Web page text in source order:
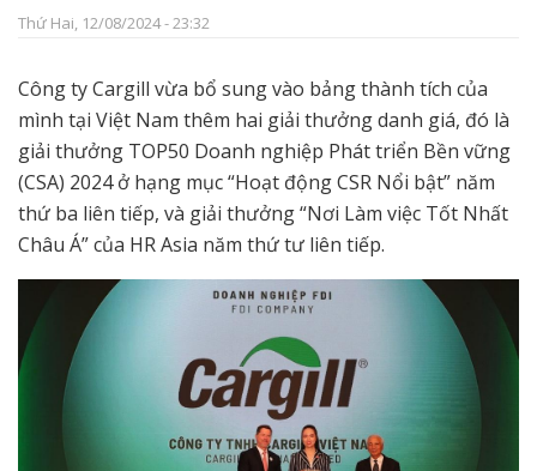
Thứ Hai, 12/08/2024 - 23:32
Công ty Cargill vừa bổ sung vào bảng thành tích của
mình tại Việt Nam thêm hai giải thưởng danh giá, đó là
giải thưởng TOP50 Doanh nghiệp Phát triển Bền vững
(CSA) 2024 ở hạng mục “Hoạt động CSR Nổi bật” năm
thứ ba liên tiếp, và giải thưởng “Nơi Làm việc Tốt Nhất
Châu Á” của HR Asia năm thứ tư liên tiếp.